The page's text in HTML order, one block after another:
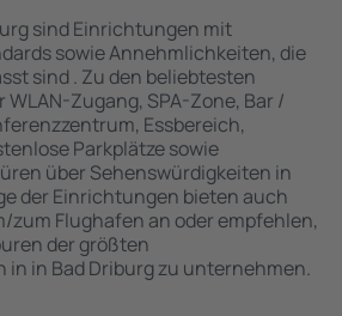
sind Einrichtungen mit
sowie Annehmlichkeiten, die
sind . Zu den beliebtesten
Zugang, SPA-Zone, Bar /
Essbereich,
Parkplätze sowie
über Sehenswürdigkeiten in
der Einrichtungen bieten auch
zum Flughafen an oder empfehlen,
der größten
in in Bad Driburg zu unternehmen.